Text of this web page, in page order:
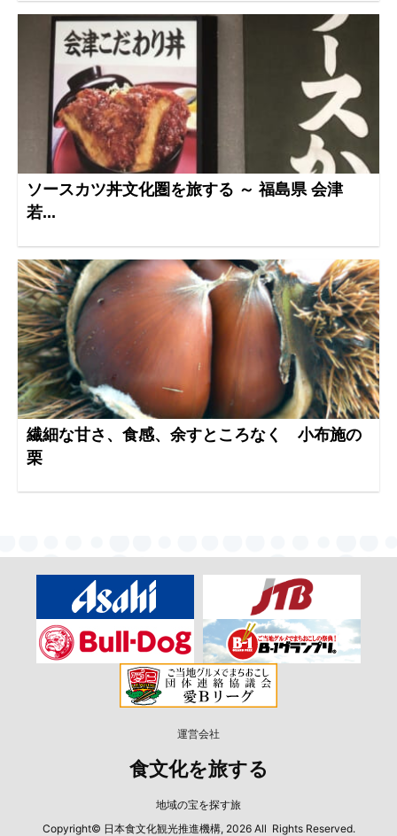
ソースカツ丼文化圏を旅する ～ 福島県 会津
若...
繊細な甘さ、食感、余すところなく 小布施の
栗
運営会社
食文化を旅する
地域の宝を探す旅
Copyright© 日本食文化観光推進機構, 2026 All Rights Reserved.